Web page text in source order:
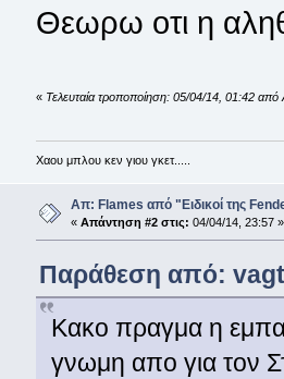
Θεωρω οτι η
« Τελευταία τροποποίηση: 05/04/14, 01:42
Χαου μπλου κεν γιου γκετ.....
Απ: Flames από "Ειδικοί της
« Απάντηση #2 στις: 04/04/14, 23:57 »
Παράθεση από:
Κακο πραγμα η
γνωμη απο για τον